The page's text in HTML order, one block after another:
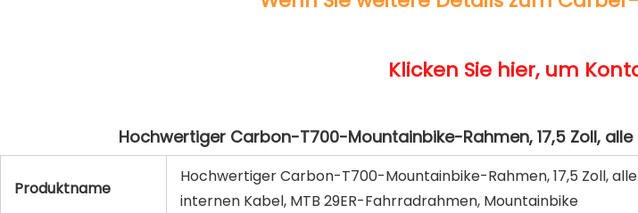
Produktname
Hochwertiger Carbon-T700-Mountainbike-Rahmen, 17,5 Zoll, alle
internen Kabel, MTB 29ER-Fahrradrahmen, Mountainbike